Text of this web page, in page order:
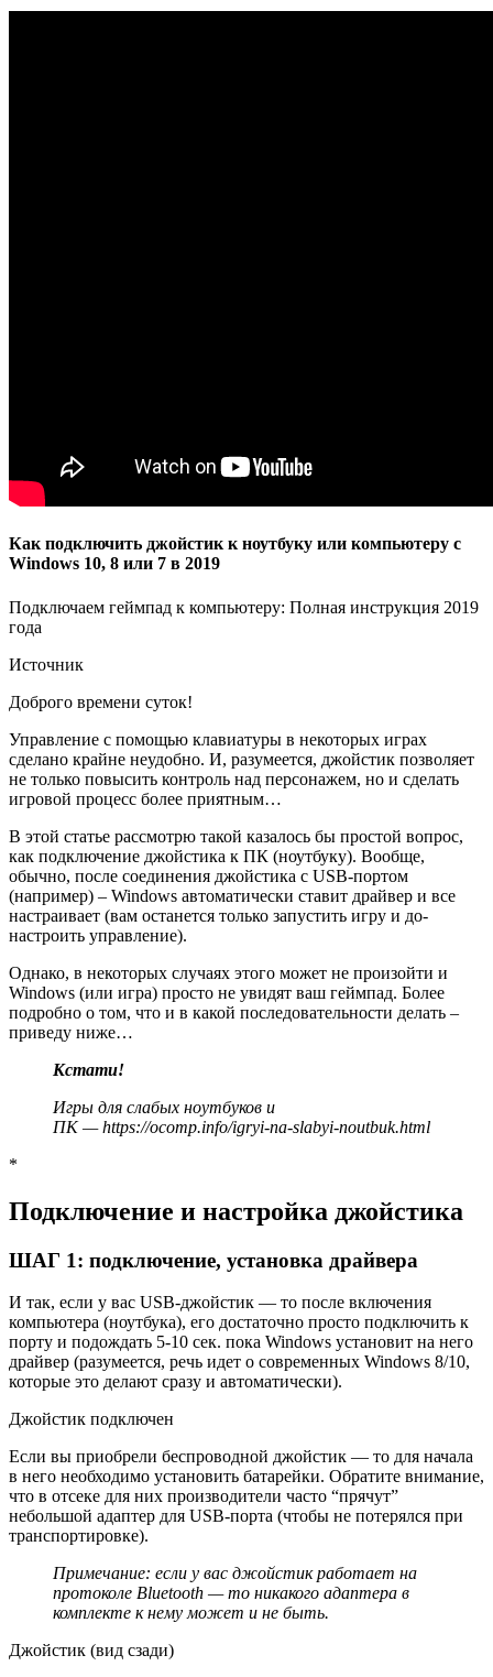
Как подключить джойстик к ноутбуку или компьютеру с
Windows 10, 8 или 7 в 2019
Подключаем геймпад к компьютеру: Полная инструкция 2019
года
Источник
Доброго времени суток!
Управление с помощью клавиатуры в некоторых играх
сделано крайне неудобно. И, разумеется, джойстик позволяет
не только повысить контроль над персонажем, но и сделать
игровой процесс более приятным…
В этой статье рассмотрю такой казалось бы простой вопрос,
как подключение джойстика к ПК (ноутбуку). Вообще,
обычно, после соединения джойстика с USB-портом
(например) – Windows автоматически ставит драйвер и все
настраивает (вам останется только запустить игру и до-
настроить управление).
Однако, в некоторых случаях этого может не произойти и
Windows (или игра) просто не увидят ваш геймпад. Более
подробно о том, что и в какой последовательности делать –
приведу ниже…
Кстати!
Игры для слабых ноутбуков и
ПК —https://ocomp.info/igryi-na-slabyi-noutbuk.html
*
Подключение и настройка джойстика
ШАГ 1: подключение, установка драйвера
И так, если у вас USB-джойстик — то после включения
компьютера (ноутбука), его достаточно просто подключить к
порту и подождать 5-10 сек. пока Windows установит на него
драйвер (разумеется, речь идет о современных Windows 8/10,
которые это делают сразу и автоматически).
Джойстик подключен
Если вы приобрели беспроводной джойстик — то для начала
в него необходимо установить батарейки. Обратите внимание,
что в отсеке для них производители часто “прячут”
небольшой адаптер для USB-порта (чтобы не потерялся при
транспортировке).
Примечание: если у вас джойстик работает на
протоколе Bluetooth — то никакого адаптера в
комплекте к нему может и не быть.
Джойстик (вид сзади)